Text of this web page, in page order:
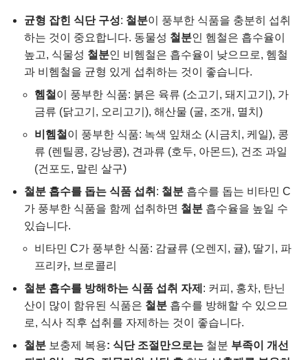
균형 잡힌 식단 구성: 철분이 풍부한 식품을 충분히 섭취
하는 것이 중요합니다. 동물성 철분인 헴철은 흡수율이
높고, 식물성 철분인 비헴철은 흡수율이 낮으므로, 헴철
과 비헴철을 균형 있게 섭취하는 것이 좋습니다.
헴철 이 풍부한 식품: 붉은 육류 (소고기, 돼지고기), 가
금류 (닭고기, 오리고기), 해산물 (굴, 조개, 멸치)
비헴철 이 풍부한 식품: 녹색 잎채소 (시금치, 케일), 콩
류 (렌틸콩, 강낭콩), 견과류 (호두, 아몬드), 건조 과일
(건포도, 말린 살구)
철분 흡수를 돕는 식품 섭취 : 철분 흡수를 돕는 비타민 C
가 풍부한 식품을 함께 섭취하면 철분 흡수율을 높일 수
있습니다.
비타민 C가 풍부한 식품: 감귤류 (오렌지, 귤), 딸기, 파
프리카, 브로콜리
철분 흡수를 방해하는 식품 섭취 자제 : 커피, 홍차, 탄닌
산이 많이 함유된 식품은 철분 흡수를 방해할 수 있으므
로, 식사 직후 섭취를 자제하는 것이 좋습니다.
철분 보충제 복용: 식단 조절만으로는 철분 부족이 개선